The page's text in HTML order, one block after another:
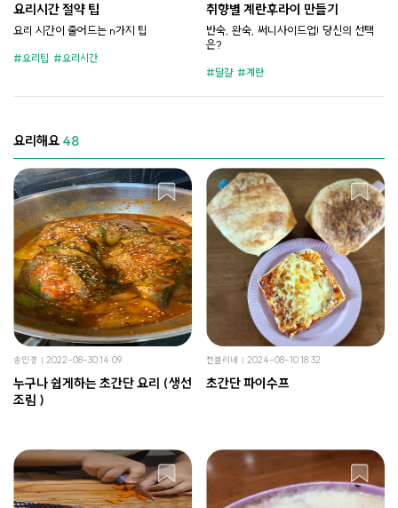
요리시간 절약 팁
요리 시간이 줄어드는 n가지 팁
요리팁 요리시간
취향별 계란후라이 만들기
반숙, 완숙, 써니사이드업! 당신의 선택
은?
달걀 계란
요리해요 48
송민경 2022-08-30 14:09
누구나 쉽게하는 초간단 요리 (생선
조림 )
천블리네 2024-08-10 18:32
초간단 파이수프